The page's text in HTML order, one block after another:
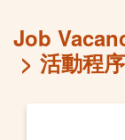
Job
活動程